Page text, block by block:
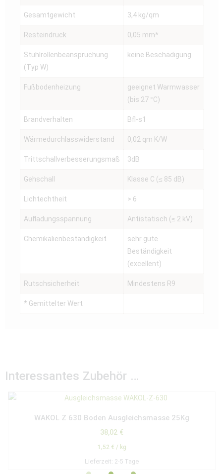
Gesamtgewicht 3,4 kg/qm
Resteindruck 0,05 mm*
Stuhlrollenbeanspruchung
(Typ W)
keine Beschädigung
Fußbodenheizung
geeignet Warmwasser
(bis 27 °C)
Brandverhalten Bfl-s1
Wärmedurchlasswiderstand 0,02 qm K/W
Trittschallverbesserungsmaß 3dB
Gehschall Klasse C (≤ 85 dB)
Lichtechtheit > 6
Aufladungsspannung Antistatisch (≤ 2 kV)
Chemikalienbeständigkeit
sehr gute
Beständigkeit
(excellent)
Rutschsicherheit Mindestens R9
* Gemittelter Wert
Interessantes Zubehör …
WAKOL Z 630 Boden Ausgleichsmasse 25Kg
38,02 €
1,52 € / kg
Lieferzeit: 2-5 Tage